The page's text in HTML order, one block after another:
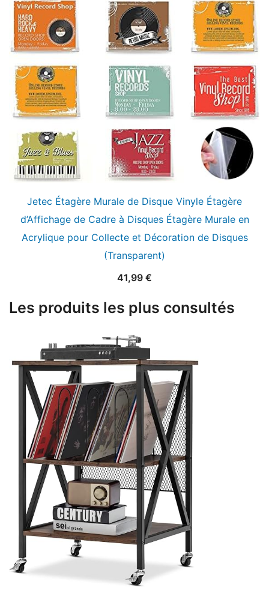
Jetec Étagère Murale de Disque Vinyle Étagère
d’Affichage de Cadre à Disques Étagère Murale en
Acrylique pour Collecte et Décoration de Disques
(Transparent)
41,99 €
Les produits les plus consultés